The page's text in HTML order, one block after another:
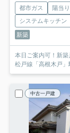
都市ガス 陽当
システムキッチン
新築
本日ご案内可！新
松戸線「高根木戸
中古一戸建